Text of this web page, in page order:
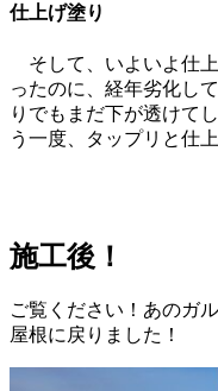
仕上げ塗り
そして、いよいよ仕
ったのに、経年劣化し
りでもまだ下が透けて
う一度、タップリと仕
施工後！
ご覧ください！あのガ
屋根に戻りました！